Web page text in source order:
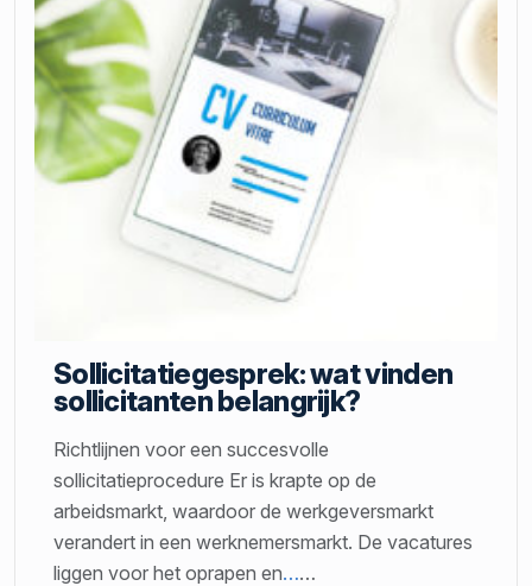
Sollicitatiegesprek: wat vinden
sollicitanten belangrijk?
Richtlijnen voor een succesvolle
sollicitatieprocedure Er is krapte op de
arbeidsmarkt, waardoor de werkgeversmarkt
verandert in een werknemersmarkt. De vacatures
liggen voor het oprapen en……